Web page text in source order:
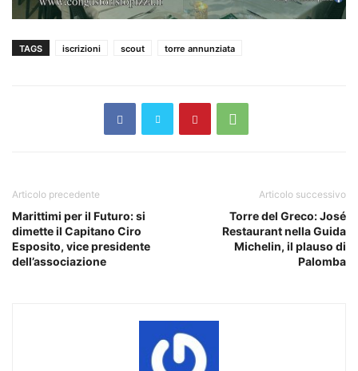
TAGS iscrizioni scout torre annunziata
Articolo precedente
Marittimi per il Futuro: si
dimette il Capitano Ciro
Esposito, vice presidente
dell’associazione
Articolo successivo
Torre del Greco: José
Restaurant nella Guida
Michelin, il plauso di
Palomba